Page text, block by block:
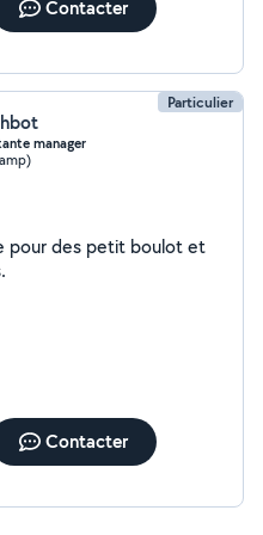
au mieux en cas de
Contacter
Particulier
manager
pour des petit boulot et
Contacter